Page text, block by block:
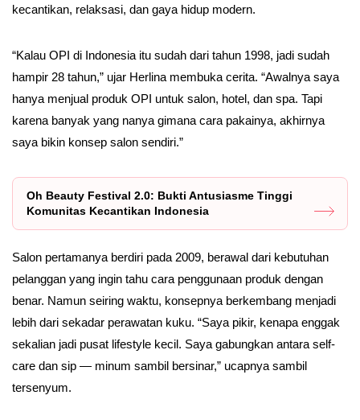
kecantikan, relaksasi, dan gaya hidup modern.
“Kalau OPI di Indonesia itu sudah dari tahun 1998, jadi sudah
hampir 28 tahun,” ujar Herlina membuka cerita. “Awalnya saya
hanya menjual produk OPI untuk salon, hotel, dan spa. Tapi
karena banyak yang nanya gimana cara pakainya, akhirnya
saya bikin konsep salon sendiri.”
Oh Beauty Festival 2.0: Bukti Antusiasme Tinggi
Komunitas Kecantikan Indonesia
Salon pertamanya berdiri pada 2009, berawal dari kebutuhan
pelanggan yang ingin tahu cara penggunaan produk dengan
benar. Namun seiring waktu, konsepnya berkembang menjadi
lebih dari sekadar perawatan kuku. “Saya pikir, kenapa enggak
sekalian jadi pusat lifestyle kecil. Saya gabungkan antara self-
care dan sip — minum sambil bersinar,” ucapnya sambil
tersenyum.